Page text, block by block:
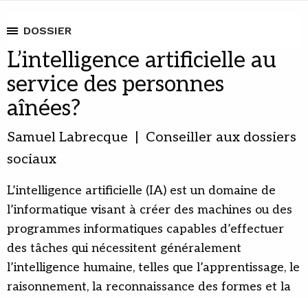
DOSSIER
L’intelligence artificielle au
service des personnes
aînées?
Samuel Labrecque | Conseiller aux dossiers
sociaux
L’intelligence artificielle (IA) est un domaine de
l’informatique visant à créer des machines ou des
programmes informatiques capables d’effectuer
des tâches qui nécessitent généralement
l’intelligence humaine, telles que l’apprentissage, le
raisonnement, la reconnaissance des formes et la